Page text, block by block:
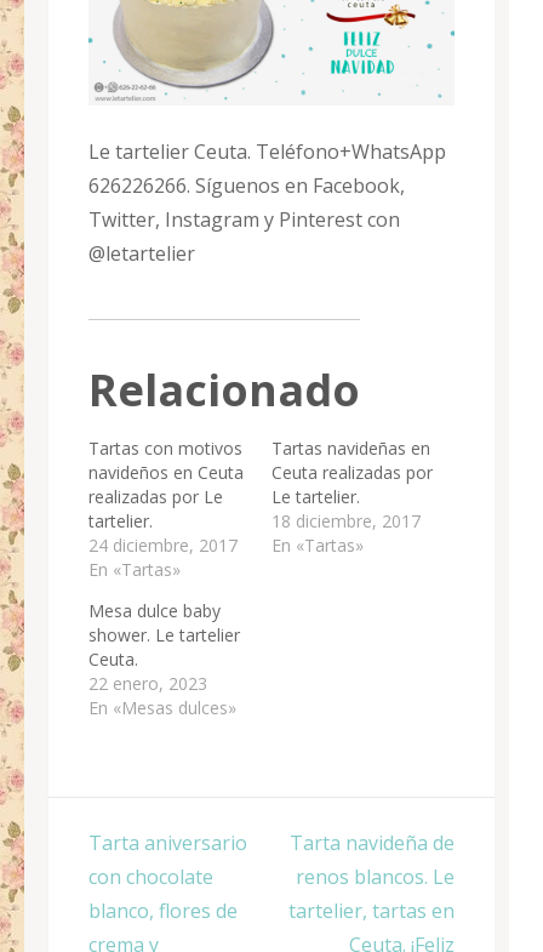
Le tartelier Ceuta. Teléfono+WhatsApp
626226266. Síguenos en Facebook,
Twitter, Instagram y Pinterest con
@letartelier
Relacionado
Tartas con motivos
navideños en Ceuta
realizadas por Le
tartelier.
24 diciembre, 2017
En «Tartas»
Tartas navideñas en
Ceuta realizadas por
Le tartelier.
18 diciembre, 2017
En «Tartas»
Mesa dulce baby
shower. Le tartelier
Ceuta.
22 enero, 2023
En «Mesas dulces»
Navegación
de
entradas
Tarta aniversario
con chocolate
blanco, flores de
crema y
Tarta navideña de
renos blancos. Le
tartelier, tartas en
Ceuta. ¡Feliz